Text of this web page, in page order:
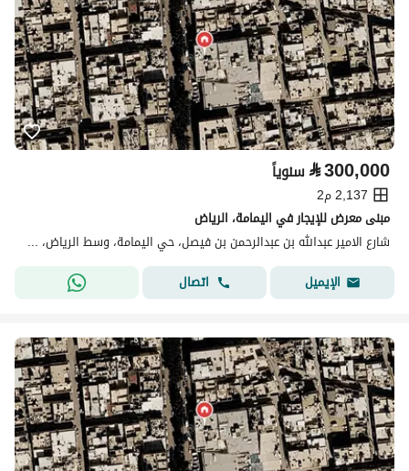
⃁300,000 سنوياً
2,137 م2
مبنى معرض للإيجار في اليمامة، الرياض
شارع الامير عبدالله بن عبدالرحمن بن فيصل، حي اليمامة، وسط الرياض، الرياض
الإيميل
اتصال